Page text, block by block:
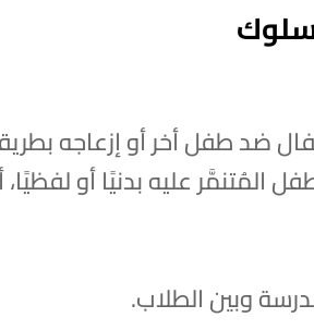
ضد طفل أخر أو إزعاجه
المُتنمَّر عليه بدنيًا أو
وبين الطلاب.